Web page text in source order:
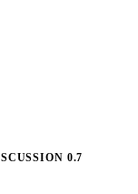
0.7